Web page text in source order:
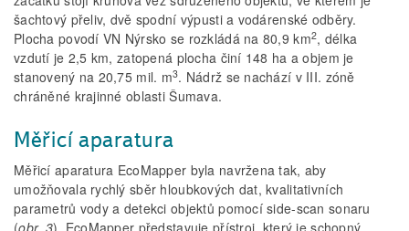
šachtový přeliv, dvě spodní výpusti a vodárenské odběry.
Plocha povodí VN Nýrsko se rozkládá na 80,9 km2, délka
vzdutí je 2,5 km, zatopená plocha činí 148 ha a objem je
stanovený na 20,75 mil. m3. Nádrž se nachází v III. zóně
chráněné krajinné oblasti Šumava.
Měřicí aparatura
Měřicí aparatura EcoMapper byla navržena tak, aby
umožňovala rychlý sběr hloubkových dat, kvalitativních
parametrů vody a detekci objektů pomocí side-scan sonaru
(obr. 3). EcoMapper představuje přístroj, který je schopný